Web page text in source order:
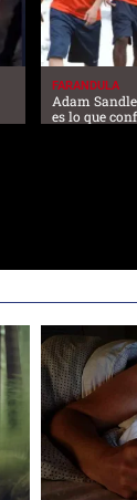
FARANDULA
Adam
es lo que